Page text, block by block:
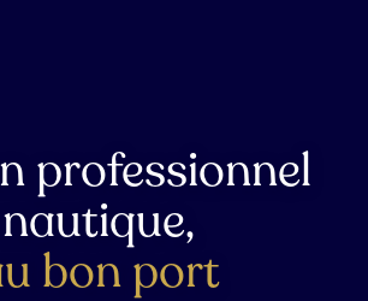
professionnel
nautique,
bon port